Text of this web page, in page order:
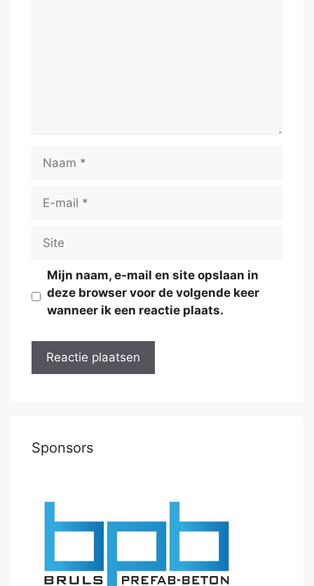
Naam
Site
Mijn naam, e-mail en site opslaan in
deze browser voor de volgende keer
wanneer ik een reactie plaats.
Sponsors